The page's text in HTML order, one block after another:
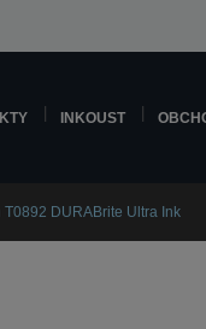
INKOUST
DURABrite Ultra Ink